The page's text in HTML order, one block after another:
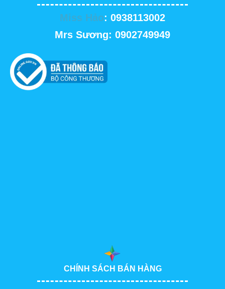
Miss Hảo: 0938113002
Mrs Sương: 0902749949
CHÍNH SÁCH BÁN HÀNG